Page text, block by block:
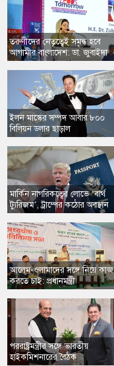
​তরুণীদের নেতৃত্বেই সমৃদ্ধ হবে
আগামীর বাংলাদেশ: ডা. জুবাইদা
​ইলন মাস্কের সম্পদ আবার ৮০০
বিলিয়ন ডলার ছাড়াল
​মার্কিন নাগরিকত্বের লোভে ‘বার্থ
ট্যুরিজম’, ট্রাম্পের কঠোর অবস্থান
​আলেম-ওলামাদের সঙ্গে নিয়ে কাজ
করতে চাই: প্রধানমন্ত্রী
​পররাষ্ট্রমন্ত্রীর সঙ্গে ভারতীয়
হাইকমিশনারের বৈঠক